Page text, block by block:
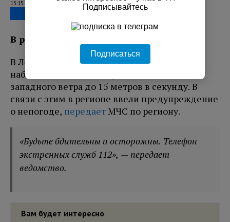
13:15 09.08.2026
В регионе ожидается усиление ветра.
В Ленинградской области 9 августа
наблюдается местами усиление юго-
западного ветра до 15 метров в секунду. В
связи с этим в регионе ввели предупреждение
о непогоде, передаетМЧС по региону.
«Будьте бдительны и осторожны. Телефон
экстренных служб 112», — передает
ведомство.
Вам будет интересно
Подписывайтесь
Подписаться